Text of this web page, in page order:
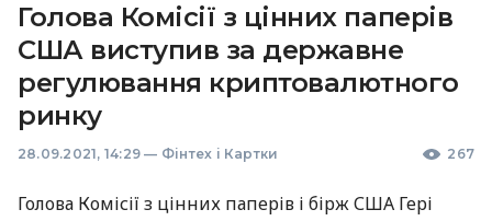
Голова Комісії з цінних паперів
США виступив за державне
регулювання криптовалютного
ринку
28.09.2021, 14:29 — Фінтех і Картки 267
Голова Комісії з цінних паперів і біржСША Гері